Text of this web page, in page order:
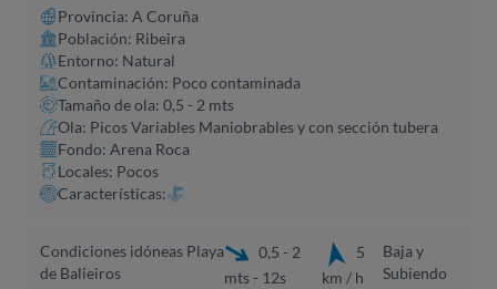
Provincia: A Coruña​
Población: Ribeira
Entorno: Natural
Contaminación: Poco contaminada
Tamaño de ola: 0,5 - 2 mts
Ola: Picos Variables Maniobrables y con sección tubera
Fondo: Arena Roca
Locales: Pocos
Características:
Condiciones idóneas Playa
de Balieiros
0,5 - 2
mts - 12s
5
km / h
Baja y
Subiendo